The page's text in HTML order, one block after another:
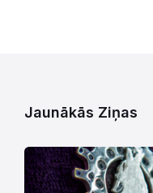
Jaunākās Ziņas